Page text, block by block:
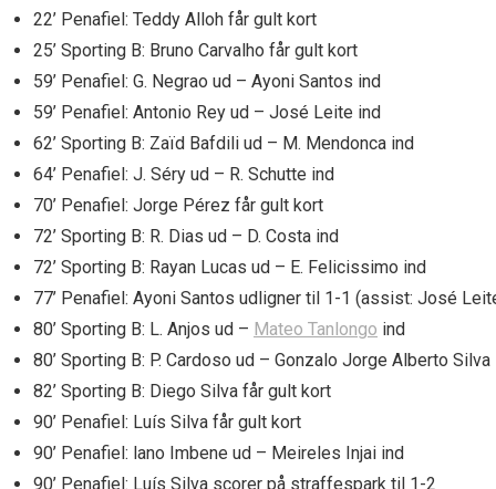
22’ Penafiel: Teddy Alloh får gult kort
25’ Sporting B: Bruno Carvalho får gult kort
59’ Penafiel: G. Negrao ud – Ayoni Santos ind
59’ Penafiel: Antonio Rey ud – José Leite ind
62’ Sporting B: Zaïd Bafdili ud – M. Mendonca ind
64’ Penafiel: J. Séry ud – R. Schutte ind
70’ Penafiel: Jorge Pérez får gult kort
72’ Sporting B: R. Dias ud – D. Costa ind
72’ Sporting B: Rayan Lucas ud – E. Felicissimo ind
77’ Penafiel: Ayoni Santos udligner til 1-1 (assist: José
80’ Sporting B: L. Anjos ud – Mateo Tanlongo ind
80’ Sporting B: P. Cardoso ud – Gonzalo Jorge Alberto Silva
82’ Sporting B: Diego Silva får gult kort
90’ Penafiel: Luís Silva får gult kort
90’ Penafiel: lano Imbene ud – Meireles Injai ind
90’ Penafiel: Luís Silva scorer på straffespark til 1-2